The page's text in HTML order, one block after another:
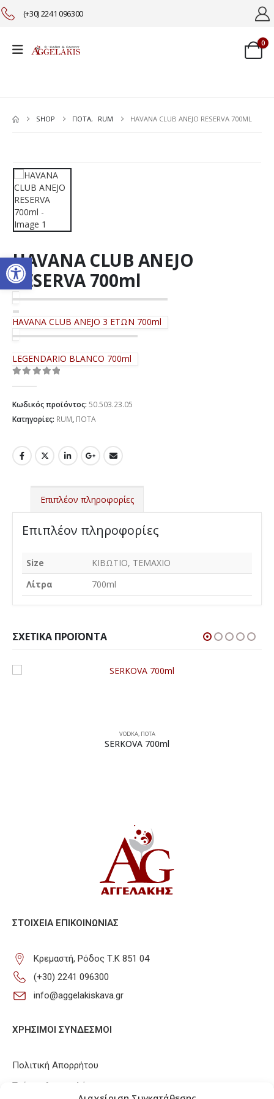
Ανοίξτε τη γραμμή
(+30) 2241 096300
0
SHOP ΠΟΤΑ, RUM HAVANA CLUB ANEJO RESERVA 700ML
HAVANA CLUB ANEJO
RESERVA 700ml
HAVANA CLUB ANEJO 3 ΕΤΩΝ 700ml
LEGENDARIO BLANCO 700ml
Κωδικός προϊόντος: 50.503.23.05
Κατηγορίες: RUM, ΠΟΤΑ
Επιπλέον πληροφορίες
Επιπλέον πληροφορίες
Size
ΚΙΒΩΤΙΟ, ΤΕΜΑΧΙΟ
Λίτρα
700ml
ΣΧΕΤΙΚΆ ΠΡΟΪΌΝΤΑ
VODKA, ΠΟΤΑ
SERKOVA 700ml
ΣΤΟΙΧΕΊΑ ΕΠΙΚΟΙΝΩΝΊΑΣ
Κρεμαστή, Ρόδος Τ.Κ 851 04
(+30) 2241 096300
info@aggelakiskava.gr
ΧΡΗΣΙΜΟΙ ΣΥΝΔΕΣΜΟΙ
Πολιτική Απορρήτου
Τρόποι Αποστολής